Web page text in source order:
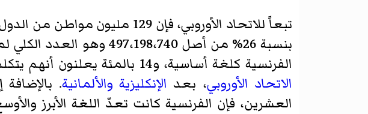
تبعاً للاتحاد الأوروبي، فإن 129 مليون مواطن من الدول السبع والعشرين الأعضاء في
الفرنسية كلغة أساسية، و14 بالمئة يعلنون أنهم يتكلمونها كلغة ثانية، مما يجعلها ثالث أكبر لغة تحكى كلغة ثانية في
الاتحاد الأوروبي، بعد الإنكليزية والألمانية.
العشرين، فإن الفرنسية كانت تعدّ اللغة الأبرز